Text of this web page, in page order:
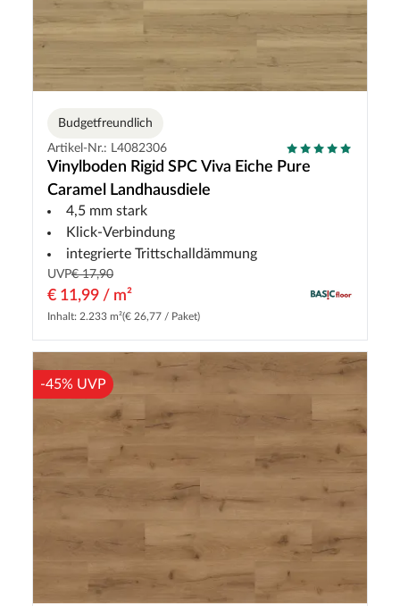
Budgetfreundlich
Artikel-Nr.: L4082306
Vinylboden Rigid SPC Viva Eiche Pure
Caramel Landhausdiele
4,5 mm stark
Klick-Verbindung
integrierte Trittschalldämmung
UVP€ 17,90
€ 11,99 / m²
Inhalt: 2.233 m²(€ 26,77 / Paket)
-45% UVP